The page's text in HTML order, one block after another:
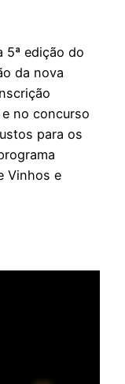
5ª edição do
da nova
no concurso
para os
Vinhos e